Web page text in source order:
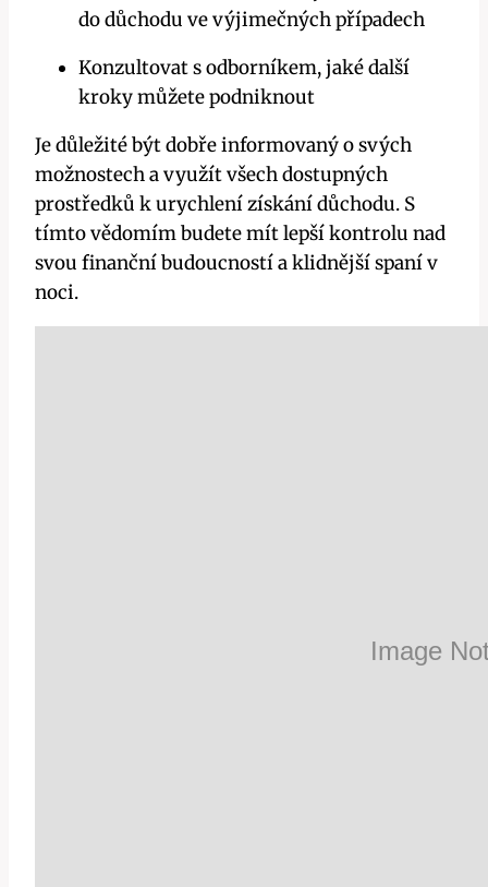
do důchodu ve výjimečných případech
Konzultovat s odborníkem, jaké další
kroky můžete podniknout
Je důležité být dobře informovaný o svých
možnostech a využít všech dostupných
prostředků k urychlení získání důchodu. S
tímto vědomím budete mít lepší kontrolu nad
svou finanční budoucností a klidnější spaní v
noci.